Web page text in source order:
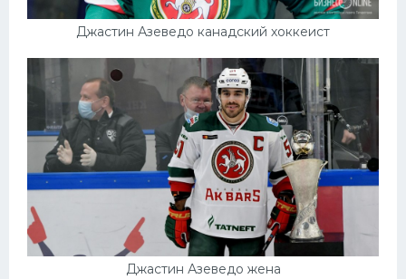
Джастин Азеведо канадский хоккеист
Джастин Азеведо жена